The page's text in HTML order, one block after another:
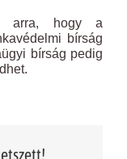
arra, hogy a
bírság
bírság pedig